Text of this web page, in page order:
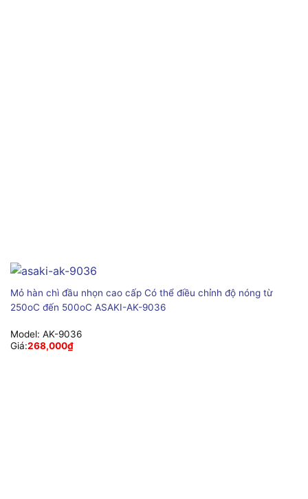
Mỏ hàn chì đầu nhọn cao cấp Có thể điều chỉnh độ nóng từ
250oC đến 500oC ASAKI-AK-9036
Model: AK-9036
Giá:268,000₫